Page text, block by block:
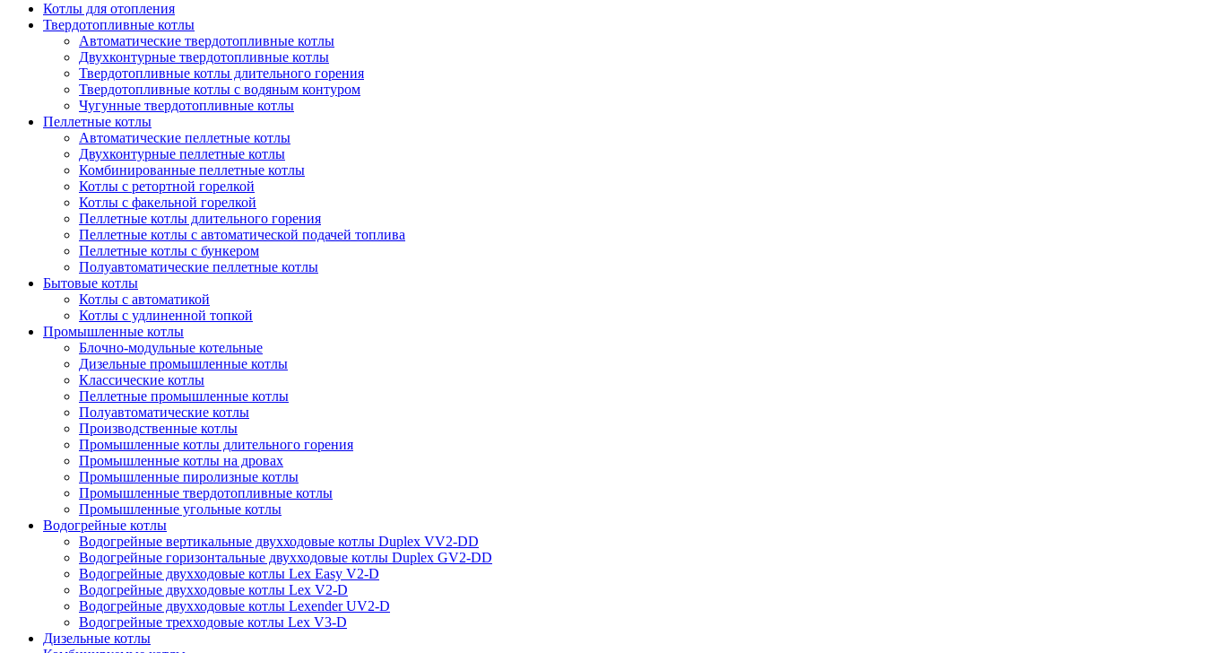
Котлы для отопления
Твердотопливные котлы
Автоматические твердотопливные котлы
Двухконтурные твердотопливные котлы
Твердотопливные котлы длительного горения
Твердотопливные котлы с водяным контуром
Чугунные твердотопливные котлы
Пеллетные котлы
Автоматические пеллетные котлы
Двухконтурные пеллетные котлы
Комбинированные пеллетные котлы
Котлы с ретортной горелкой
Котлы с факельной горелкой
Пеллетные котлы длительного горения
Пеллетные котлы с автоматической подачей топлива
Пеллетные котлы с бункером
Полуавтоматические пеллетные котлы
Бытовые котлы
Котлы с автоматикой
Котлы с удлиненной топкой
Промышленные котлы
Блочно-модульные котельные
Дизельные промышленные котлы
Классические котлы
Пеллетные промышленные котлы
Полуавтоматические котлы
Производственные котлы
Промышленные котлы длительного горения
Промышленные котлы на дровах
Промышленные пиролизные котлы
Промышленные твердотопливные котлы
Промышленные угольные котлы
Водогрейные котлы
Водогрейные вертикальные двухходовые котлы Duplex VV2-DD
Водогрейные горизонтальные двухходовые котлы Duplex GV2-DD
Водогрейные двухходовые котлы Lex Easy V2-D
Водогрейные двухходовые котлы Lex V2-D
Водогрейные двухходовые котлы Lexender UV2-D
Водогрейные трехходовые котлы Lex V3-D
Дизельные котлы